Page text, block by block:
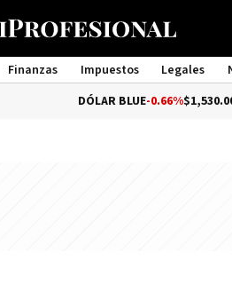
Finanzas Impuestos Legales
Management
DÓLAR BLUE-0.66%$1,530.00